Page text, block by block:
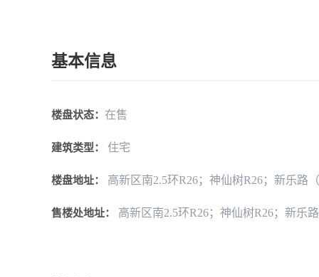
基本信息
楼盘状态： 在售
建筑类型： 住宅
楼盘地址： 高新区南2.5环R26；神仙树R26；新乐路
售楼处地址： 高新区南2.5环R26；神仙树R26；新乐